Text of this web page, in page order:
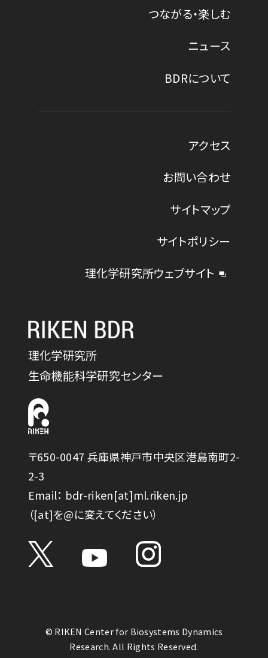
つながる・楽しむ
ニュース
BDRについて
アクセス
お問い合わせ
サイトマップ
サイトポリシー
理化学研究所ウェブサイト
理化学研究所
生命機能科学研究センター
〒650-0047 兵庫県神戸市中央区港島南町2-
2-3
Email： bdr-riken[at]ml.riken.jp
（[at]を@に変えてください）
© RIKEN Center for Biosystems Dynamics
Research. All Rights Reserved.